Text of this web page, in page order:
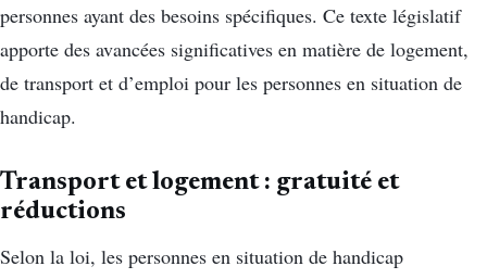
personnes ayant des besoins spécifiques. Ce texte législatif
apporte des avancées significatives en matière de logement,
de transport et d’emploi pour les personnes en situation de
handicap.
Transport et logement : gratuité et
réductions
Selon la loi, les personnes en situation de handicap